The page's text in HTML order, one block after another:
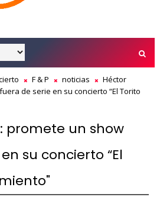
F & P noticias
Héctor
de serie en su concierto “El Torito
promete un show
su concierto “El